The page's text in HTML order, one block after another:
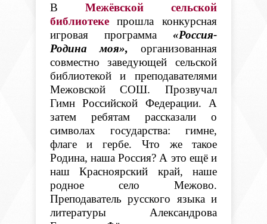
В Межёвской сельской
библиотекепрошла конкурсная
игровая программа«Россия-
Родина моя», организованная
совместно заведующей сельской
библиотекой и преподавателями
Межовской СОШ. Прозвучал
Гимн Российской Федерации. А
затем ребятам рассказали о
символах государства: гимне,
флаге и гербе. Что же такое
Родина, наша Россия? А это ещё и
наш Красноярский край, наше
родное село Межово.
Преподаватель русского языка и
литературы Александрова